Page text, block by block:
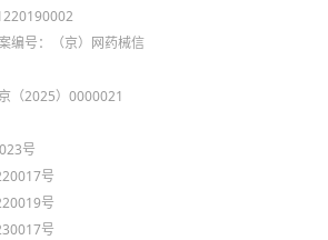
编号：（京）网药械信
（2025）0000021
号
号
号
号